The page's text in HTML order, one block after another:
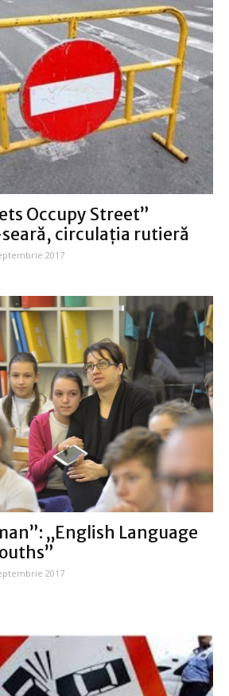
Occupy Street”
circulaţia rutieră
2017
„English Language
2017